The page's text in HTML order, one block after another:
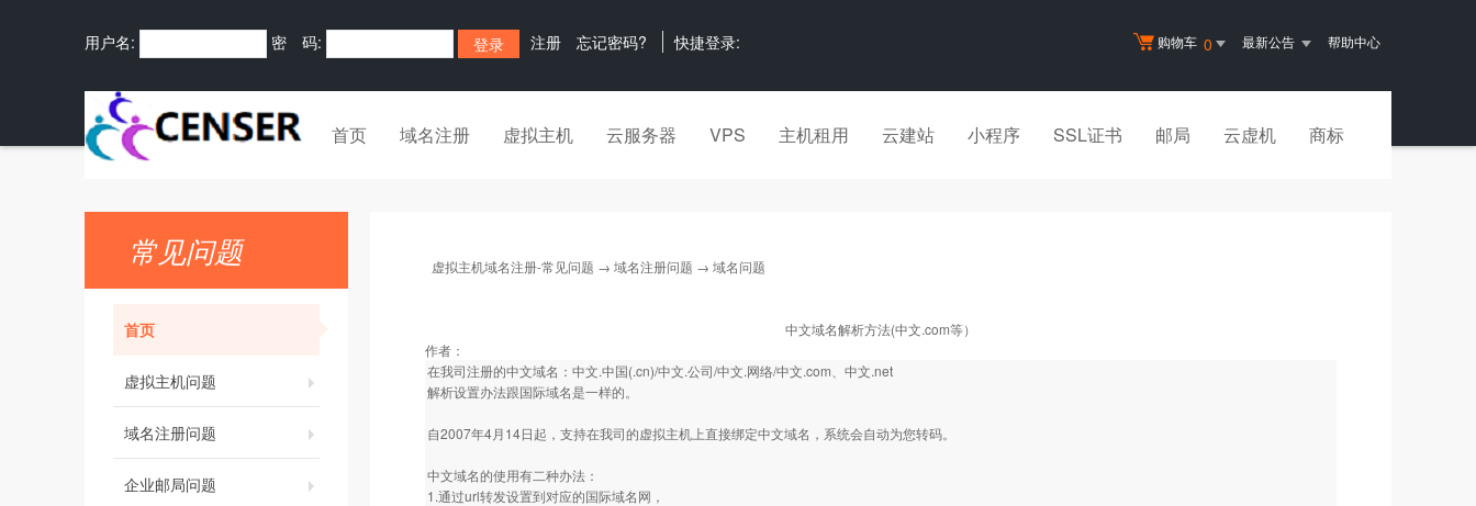
购物车 0 最新公告 帮助中心
用户名: 密 码: 注册 忘记密码? 快捷登录:
首页 域名注册 虚拟主机 云服务器 VPS 主机租用 云建站 小程序 SSL证书 邮局 云虚机 商标
常见问题
首页
虚拟主机问题
域名注册问题
企业邮局问题
虚拟主机域名注册-常见问题 → 域名注册问题 → 域名问题
中文域名解析方法(中文.com等）
作者：
在我司注册的中文域名：中文.中国(.cn)/中文.公司/中文.网络/中文.com、中文.net
解析设置办法跟国际域名是一样的。
自2007年4月14日起，支持在我司的虚拟主机上直接绑定中文域名，系统会自动为您转码。
中文域名的使用有二种办法：
1.通过url转发设置到对应的国际域名网，